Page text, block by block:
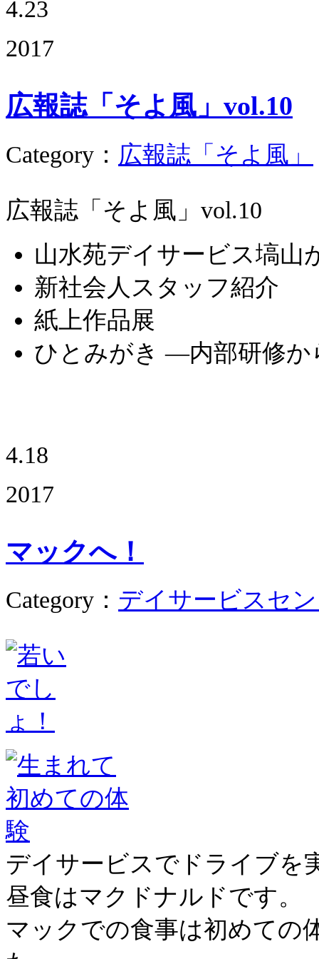
4.23
2017
広報誌「そよ風」vol.10
Category ： 広報誌「そよ風」
広報誌「そよ風」vol.10
山水苑デイサービス塙山
新社会人スタッフ紹介
紙上作品展
ひとみがき ―内部研修
4.18
2017
マックへ！
Category ： デイサービスセ
デイサービスでドライブを
昼食はマクドナルドです。
マックでの食事は初めての